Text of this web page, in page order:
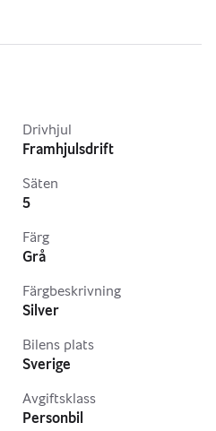
Drivhjul
Framhjulsdrift
Säten
5
Färg
Grå
Färgbeskrivning
Silver
Bilens plats
Sverige
Avgiftsklass
Personbil